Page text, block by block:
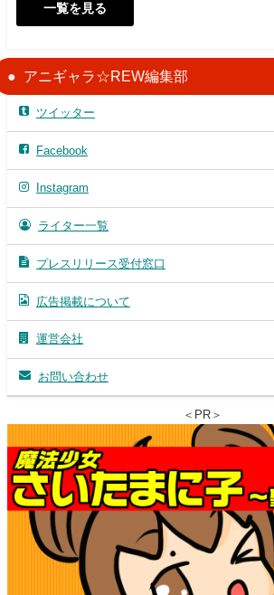
一覧を見る
アニギャラ☆REW編集部
ツイッター
Facebook
Instagram
ライター一覧
プレスリリース受付窓口
広告掲載について
運営会社
お問い合わせ
＜PR＞